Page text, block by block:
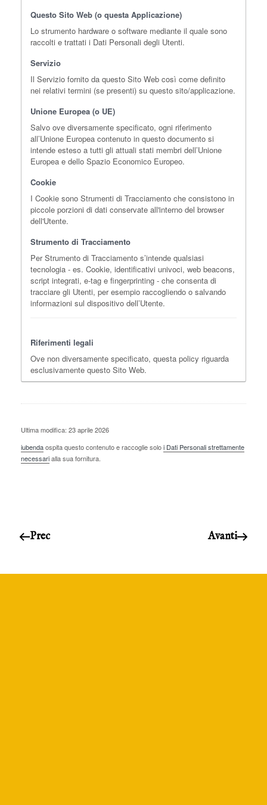
Questo Sito Web (o questa Applicazione)
Lo strumento hardware o software mediante il quale sono
raccolti e trattati i Dati Personali degli Utenti.
Servizio
Il Servizio fornito da questo Sito Web così come definito
nei relativi termini (se presenti) su questo sito/applicazione.
Unione Europea (o UE)
Salvo ove diversamente specificato, ogni riferimento
all’Unione Europea contenuto in questo documento si
intende esteso a tutti gli attuali stati membri dell’Unione
Europea e dello Spazio Economico Europeo.
Cookie
I Cookie sono Strumenti di Tracciamento che consistono in
piccole porzioni di dati conservate all'interno del browser
dell'Utente.
Strumento di Tracciamento
Per Strumento di Tracciamento s’intende qualsiasi
tecnologia - es. Cookie, identificativi univoci, web beacons,
script integrati, e-tag e fingerprinting - che consenta di
tracciare gli Utenti, per esempio raccogliendo o salvando
informazioni sul dispositivo dell’Utente.
Riferimenti legali
Ove non diversamente specificato, questa policy riguarda
esclusivamente questo Sito Web.
Ultima modifica: 23 aprile 2026
iubendaospita questo contenuto e raccoglie soloi Dati Personali strettamente
necessarialla sua fornitura.
Prec Avanti